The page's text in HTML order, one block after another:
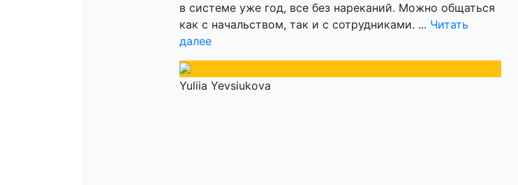
в системе уже год, все без нареканий. Можно общаться
как с начальством, так и с сотрудниками. ... Читать
далее
Yuliia Yevsiukova